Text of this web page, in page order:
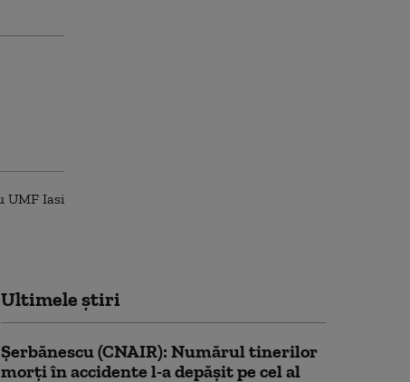
Ultimele știri
Şerbănescu (CNAIR): Numărul tinerilor
morţi în accidente l-a depăşit pe cel al